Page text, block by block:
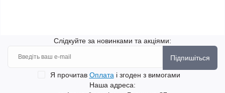
Слідкуйте за новинками та акціями:
Підпишіться
Я прочитав Оплата і згоден з вимогами
Наша адреса: